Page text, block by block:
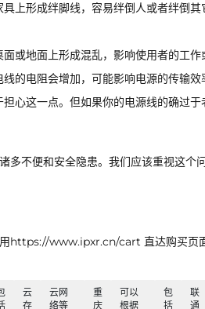
上形成绊脚线，容易绊倒人或者绊倒
或地面上形成混乱，影响使用者的工作
的电阻会增加，可能影响电源的传输
心这一点。但如果你的电源线的确过
多不便和安全隐患。我们应该重视这个
用https://www.ipxr.cn/cart 直达购买页
云
存
云网
络等
重
庆
可以
根据
包
括
联
通